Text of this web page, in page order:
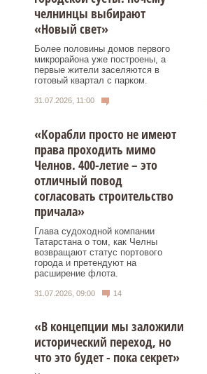
челнинцы выбирают
«Новый свет»
Более половины домов первого
микрорайона уже построены, а
первые жители заселяются в
готовый квартал с парком.
31.07.2026, 11:00
«Корабли просто не имеют
права проходить мимо
Челнов. 400-летие – это
отличный повод
согласовать строительство
причала»
Глава судоходной компании
Татарстана о том, как Челны
возвращают статус портового
города и претендуют на
расширение флота.
31.07.2026, 09:00 14
«В концепции мы заложили
исторический переход, но
что это будет - пока секрет»